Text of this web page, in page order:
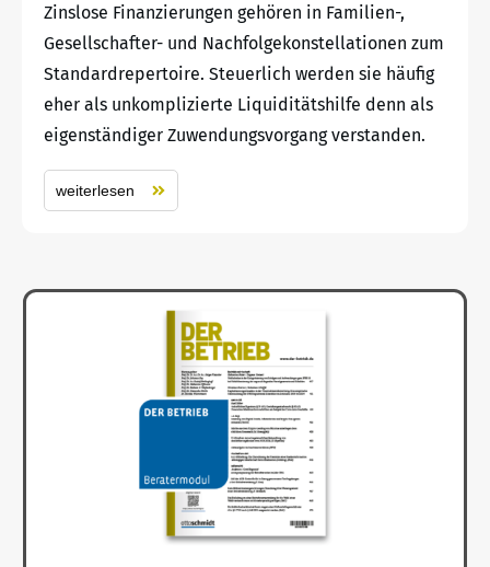
Zinslose Finanzierungen gehören in Familien-,
Gesellschafter- und Nachfolgekonstellationen zum
Standardrepertoire. Steuerlich werden sie häufig
eher als unkomplizierte Liquiditätshilfe denn als
eigenständiger Zuwendungsvorgang verstanden.
weiterlesen